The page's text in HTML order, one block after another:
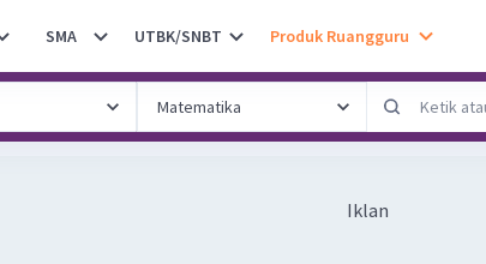
SMA UTBK/SNBT Produk Ruangguru
Iklan